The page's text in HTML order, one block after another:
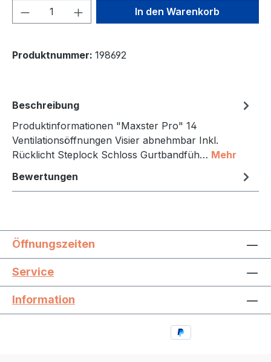
Produkt Anzahl: Gib denIn den Warenkorb
Produktnummer: 198692
Beschreibung
Produktinformationen "Maxster Pro" 14
Ventilationsöffnungen Visier abnehmbar Inkl.
Rücklicht Steplock Schloss Gurtbandfüh… Mehr
Bewertungen
Öffnungszeiten
Service
Information